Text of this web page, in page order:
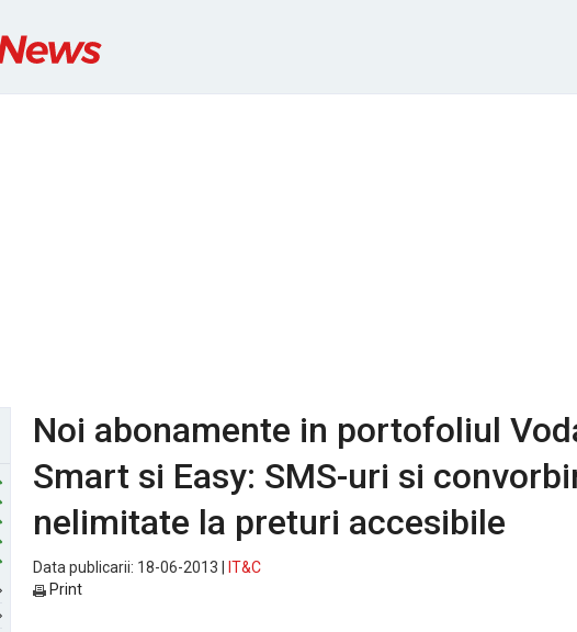
Noi abonamente in portofoliul
Smart si Easy: SMS-uri si
nelimitate la preturi accesibile
Data publicarii: 18-06-2013 |
IT&C
Print